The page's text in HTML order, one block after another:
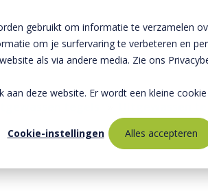
gebruikt om informatie te verzamelen
om je surfervaring te verbeteren en
als via andere media. Zie ons
deze website. Er wordt een kleine
Cookie-instellingen
Alles accepteren